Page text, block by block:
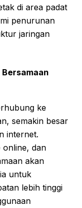
di area padat
penurunan
jaringan
ke
semakin besar
internet.
online, dan
akan
untuk
lebih tinggi